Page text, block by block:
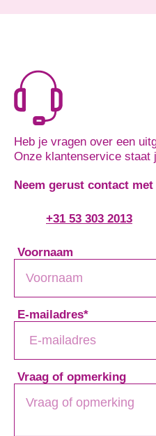
Heb je vragen over een
Onze klantenservice staat
Neem gerust contact
+31 53 303 2013
Voornaam
E-mailadres*
Vraag of opmerking